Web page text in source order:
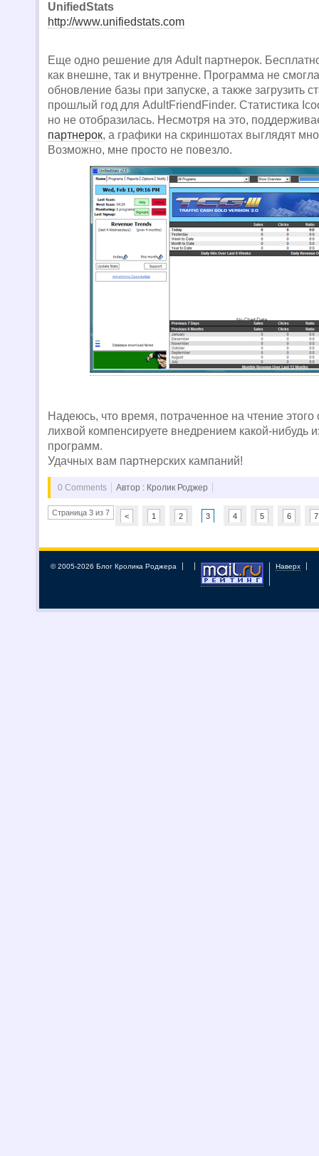
UnifiedStats
http://www.unifiedstats.com
Еще одно решение для Adult партнерок.
как внешне, так и внутренне. Программа не
обновление базы при запуске, а также загрузить
прошлый год для AdultFriendFinder. Статистика
но не отобразилась. Несмотря на это,
партнерок, а графики на скриншотах выглядят
Возможно, мне просто не повезло.
Надеюсь, что время, потраченное на чтение этого
лихвой компенсируете внедрением какой-нибудь
программ.
Удачных вам партнерских кампаний!
0 Comments Автор : Кролик Роджер
Страница 3 из 7 < 1 2 3 4 5 6 7
© 2005-2026 Блог Кролика Роджера Наверх